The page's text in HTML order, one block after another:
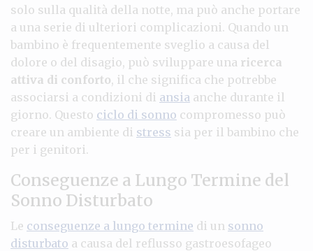
solo sulla qualità della notte, ma può anche portare
a una serie di ulteriori complicazioni. Quando un
bambino è frequentemente sveglio a causa del
dolore o del disagio, può sviluppare una ricerca
attiva di conforto, il che significa che potrebbe
associarsi a condizioni di ansia anche durante il
giorno. Questo ciclo di sonno compromesso può
creare un ambiente di stress sia per il bambino che
per i genitori.
Conseguenze a Lungo Termine del
Sonno Disturbato
Le conseguenze a lungo termine di un sonno
disturbato a causa del reflusso gastroesofageo